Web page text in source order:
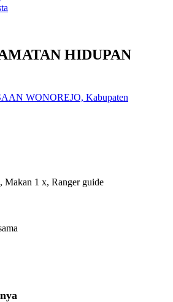
HIDUPAN
WONOREJO, Kabupaten
Makan 1 x, Ranger guide